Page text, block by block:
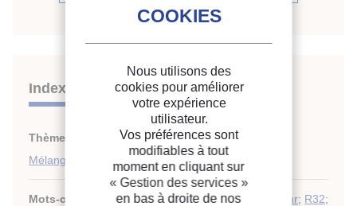
Indexation
Thèmes :
Mélanges
Mots-clés : R143a; R134a ;Équilibre;Liquide-vapeur; R32;
Nous utilisons des
cookies pour améliorer
votre expérience
utilisateur.
Vos préférences sont
modifiables à tout
moment en cliquant sur
« Gestion des services »
en bas à droite de nos